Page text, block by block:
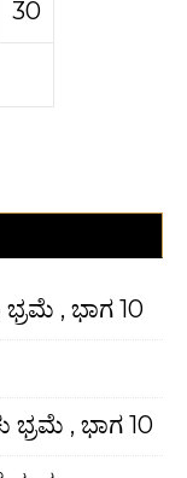
30
, ಭಾಗ 10
ಭ್ರಮೆ , ಭಾಗ 10